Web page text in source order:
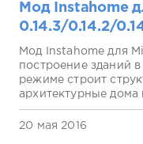
Мод Instahome
0.14.3/0.14.2/
Мод Instahome для
построение зданий
режиме строит
архитектурные дома
20 мая 2016